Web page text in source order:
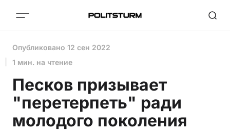
Опубликовано 12 сен 2022
1 мин. на чтение
Песков призывает
"перетерпеть" ради
молодого поколения